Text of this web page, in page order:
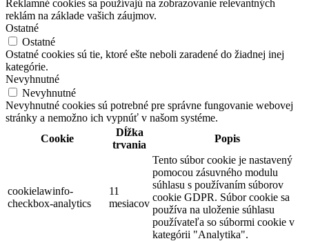
Reklamné cookies sa používajú na zobrazovanie relevantných
reklám na základe vašich záujmov.
Ostatné
Ostatné
Ostatné cookies sú tie, ktoré ešte neboli zaradené do žiadnej inej
kategórie.
Nevyhnutné
Nevyhnutné
Nevyhnutné cookies sú potrebné pre správne fungovanie webovej
stránky a nemožno ich vypnúť v našom systéme.
Cookie
Dĺžka
trvania
Popis
cookielawinfo-
checkbox-analytics
11
mesiacov
Tento súbor cookie je nastavený
pomocou zásuvného modulu
súhlasu s používaním súborov
cookie GDPR. Súbor cookie sa
používa na uloženie súhlasu
používateľa so súbormi cookie v
kategórii "Analytika".